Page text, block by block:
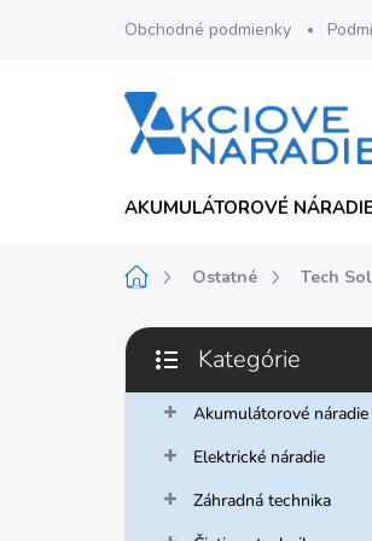
Obchodné podmienky
AKUMULÁTOROVÉ NÁRADIE
DomovOstatné Tech
B
č
Preskočiť
kategórie
Kategórie
Akumulátorové náradie
Elektrické náradie
Záhradná technika